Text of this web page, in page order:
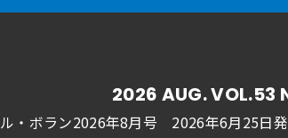
2026 AUG. VOL.53
ル・ボラン2026年8月号 2026年6月25日